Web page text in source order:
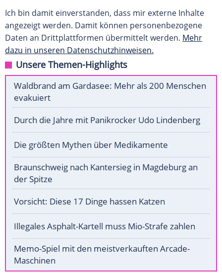
Ich bin damit einverstanden, dass mir externe Inhalte
angezeigt werden. Damit können personenbezogene
Daten an Drittplattformen übermittelt werden. Mehr
dazu in unseren Datenschutzhinweisen.
Unsere Themen-Highlights
Waldbrand am Gardasee: Mehr als 200 Menschen
evakuiert
Durch die Jahre mit Panikrocker Udo Lindenberg
Die größten Mythen über Medikamente
Braunschweig nach Kantersieg in Magdeburg an
der Spitze
Vorsicht: Diese 17 Dinge hassen Katzen
Illegales Asphalt-Kartell muss Mio-Strafe zahlen
Memo-Spiel mit den meistverkauften Arcade-
Maschinen